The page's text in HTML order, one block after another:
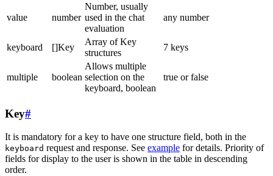
value number
Number, usually
used in the chat
evaluation
any number
keyboard []Key
Array of Key
structures
7 keys
multiple boolean
Allows multiple
selection on the
keyboard, boolean
true or false
Key#
It is mandatory for a key to have one structure field, both in the
keyboard request and response. See example for details. Priority of
fields for display to the user is shown in the table in descending
order.